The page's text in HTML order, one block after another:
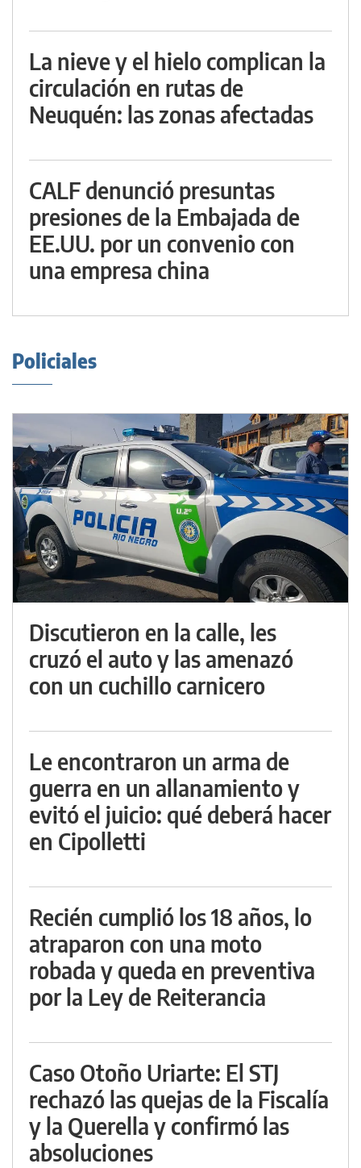
La nieve y el hielo complican la
circulación en rutas de
Neuquén: las zonas afectadas
CALF denunció presuntas
presiones de la Embajada de
EE.UU. por un convenio con
una empresa china
Policiales
Discutieron en la calle, les
cruzó el auto y las amenazó
con un cuchillo carnicero
Le encontraron un arma de
guerra en un allanamiento y
evitó el juicio: qué deberá hacer
en Cipolletti
Recién cumplió los 18 años, lo
atraparon con una moto
robada y queda en preventiva
por la Ley de Reiterancia
Caso Otoño Uriarte: El STJ
rechazó las quejas de la Fiscalía
y la Querella y confirmó las
absoluciones